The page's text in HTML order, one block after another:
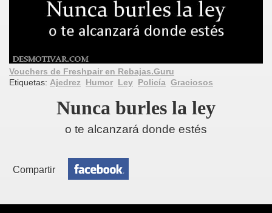
Vouchers de Freshpair en Rebajas.Guru
Etiquetas: Ajedrez Humor Ley Policía Graciosos
Nunca burles la ley
o te alcanzará donde estés
Compartir